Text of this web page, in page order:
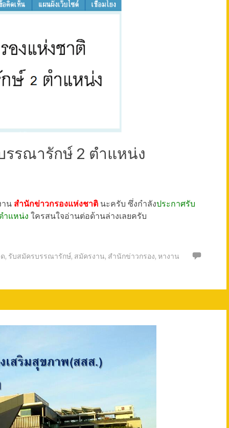
รรณารักษ์ 2 ตำแหน่ง
น สำนักข่าวกรองแห่งชาติ นะครับ ซึ่งกำลังประกาศรับ
ำแหน่ง ใครสนใจอ่านต่อด้านล่างเลยครับ
, รับสมัครบรรณารักษ์, สมัครงาน, สำนักข่าวกรอง, หางาน